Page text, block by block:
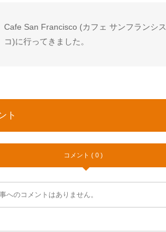
Cafe San Francisco (カフェ サンフランシス
コ)に行ってきました。
ト
コメント ( 0 )
へのコメントはありません。